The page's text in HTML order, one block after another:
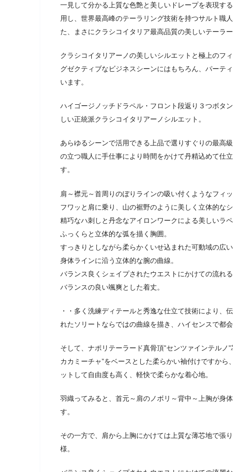
一見して分かる上質な色艶と美しいドレープを表現す
用し、世界最高峰のテーラリング技術を持つサルト職
た、まさにクラシコイタリア最高品質の美しいテーラー
クラシコイタリアーノの美しいシルエットと極上のフ
グゼクティブなビジネスシーンにはもちろん、パーテ
います。
ハイゴージノッチドラペル・フロント段返り３つボタ
しい正統派クラシコイタリアーノシルエット。
あらゆるシーンで活用できる上品で選りすぐりの最高
の立つ職人に手仕事により時間をかけて丹精込めて仕
す。
肩～襟元～首周りのぼりラインの吸い付くようなフィッ
フワッと肩に乗り、山の裾野のように美しく立体的なシ
精巧なハ刺しと丹念なアイロンワークによる美しいラペ
ふっくらと立体的な弧を描く胸囲。
すっきりとしながら柔らかくいせ込まれた可動域の広い
身体ラインに沿う立体的な腕の曲線。
バランス良くシェイプされたウエストにかけての流れる
バランスの良い颯爽とした着丈。
・・多く洗練ディテールと秀逸な仕立て技術により、
れたソリートならではの曲線を描き、ハイセンスで都
そして、ナポリテーラード真骨頂”センツァインテル
カカミーチャ”をベースとした柔らかい袖付けですか
ットして自由度も高く、軽快で柔らかな着心地。
羽織ってみると、首元～肩のノボリ～背中～上胸が身
す。
その一方で、肩から上胸にかけては上質な薄芯地で張
様。